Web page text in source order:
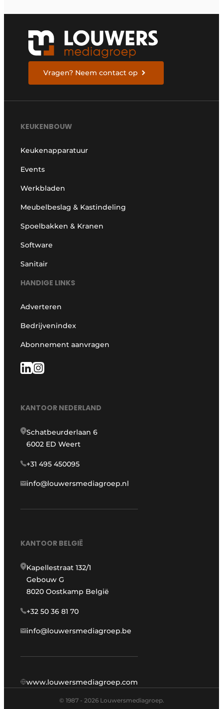
Vragen? Neem contact op
KEUKENBOUW
Keukenapparatuur
Events
Werkbladen
Meubelbeslag & Kastindeling
Spoelbakken & Kranen
Software
Sanitair
HANDIGE LINKS
Adverteren
Bedrijvenindex
Abonnement aanvragen
KANTOOR NEDERLAND
Schatbeurderlaan 6
6002 ED Weert
+31 495 450095
info@louwersmediagroep.nl
KANTOOR BELGIË
Kapellestraat 132/1
Gebouw G
8020 Oostkamp België
+32 50 36 81 70
info@louwersmediagroep.be
www.louwersmediagroep.com
© 1987 - 2026 Louwersmediagroep.